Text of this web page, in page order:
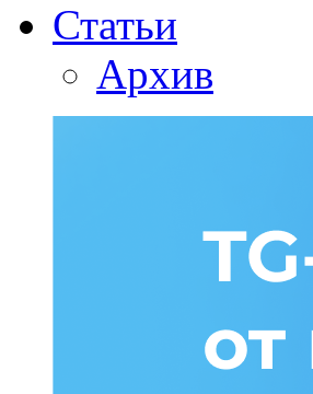
Статьи
Архив